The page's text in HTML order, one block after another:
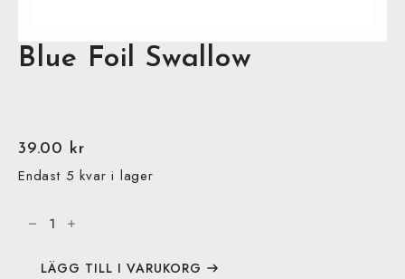
Blue Foil Swallow
39.00 kr
Endast 5 kvar i lager
Swallow
LÄGG TILL I VARUKORG